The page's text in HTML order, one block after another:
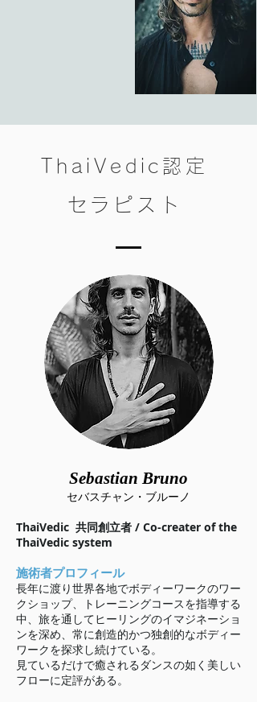
ThaiVedic認定
セラピスト
Sebastian Bruno
セバスチャン・ブルーノ
ThaiVedic 共同創立者 / Co-creater of the
ThaiVedic system
施術者プロフィール
長年に渡り​世界各地でボディーワークのワー
クショップ、トレーニングコースを指導する
中、旅を通してヒーリングのイマジネーショ
ンを深め、常に創造的かつ独創的なボディー
ワークを探求し続けている。
見ているだけで癒されるダンスの如く美しい
フローに定評がある。